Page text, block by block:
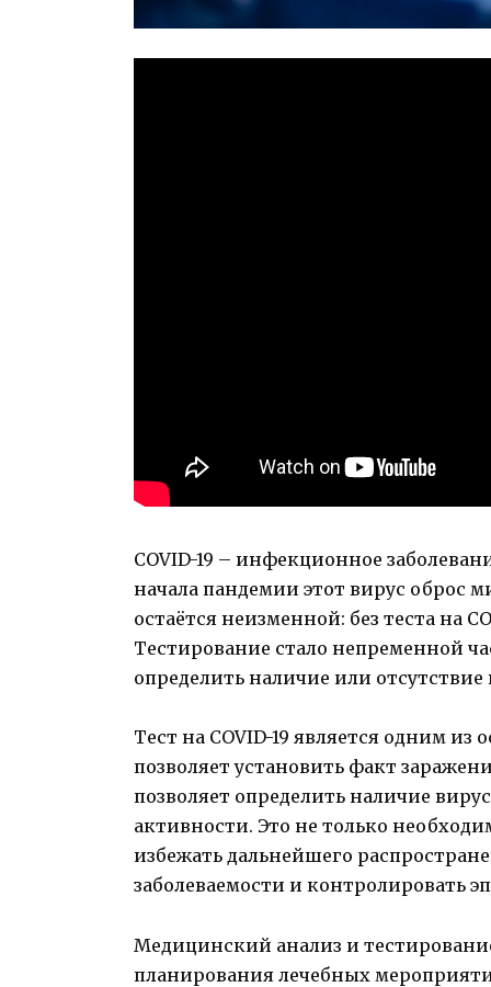
COVID-19 – инфекционное
начала пандемии этот вирус оброс
остаётся неизменной: без теста на
Тестирование стало непременной
определить наличие или
Тест на COVID-19 является одним
позволяет установить факт
позволяет определить наличие
активности. Это не только
избежать дальнейшего
заболеваемости и контролировать
Медицинский анализ и
планирования лечебных